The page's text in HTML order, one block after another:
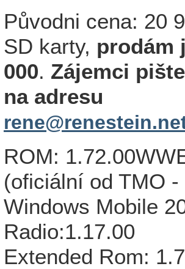
Původni cena: 20
SD karty, prodám
000. Zájemci
na adresu
ROM:
(oficiální od TMO -
Windows Mobile
Radio:1.17.00
Extended Rom: